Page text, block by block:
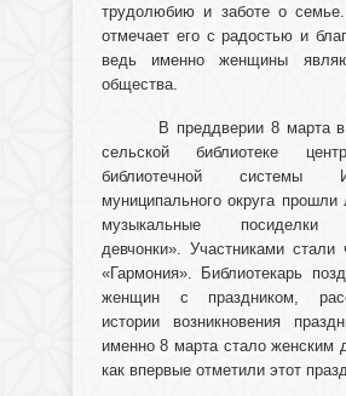
трудолюбию и заботе о
отмечает его с радостью и
ведь именно женщины
общества.
В преддверии 8 марта
сельской библиотеке
библиотечной системы
муниципального округа прошли
музыкальные посиделки
девчонки». Участниками
«Гармония». Библиотекарь
женщин с праздником,
истории возникновения
именно 8 марта стало женским
как впервые отметили этот